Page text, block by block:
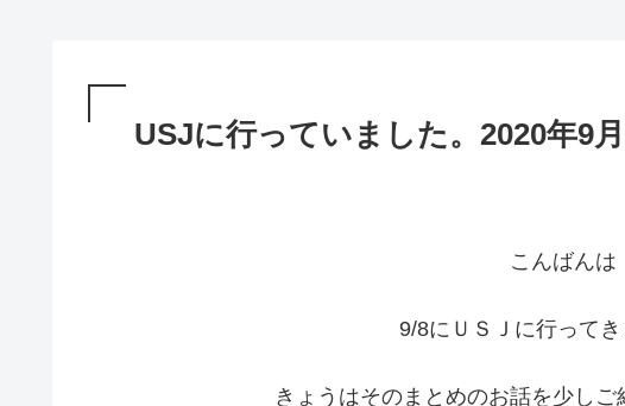
USJに行っていました。2020年9月
こんばんは
9/8にＵＳＪに行って
きょうはそのまとめのお話を少しご